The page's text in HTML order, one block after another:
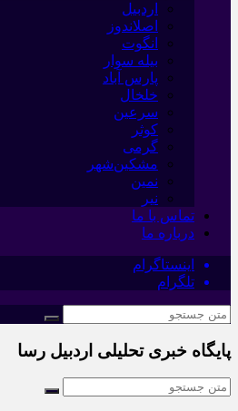
اردبیل
اصلاندوز
انگوت
بیله سوار
پارس آباد
خلخال
سرعین
کوثر
گرمی
مشکین‌شهر
نمین
نیر
تماس با ما
درباره ما
اینستاگرام
تلگرام
پایگاه خبری تحلیلی اردبیل رسا